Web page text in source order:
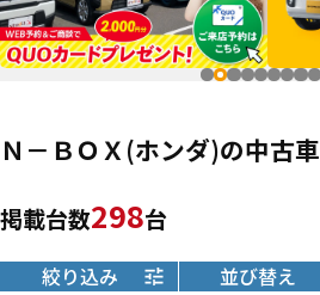
Ｎ－ＢＯＸ(ホンダ)の中古車
掲載台数298台
絞り込み 並び替え